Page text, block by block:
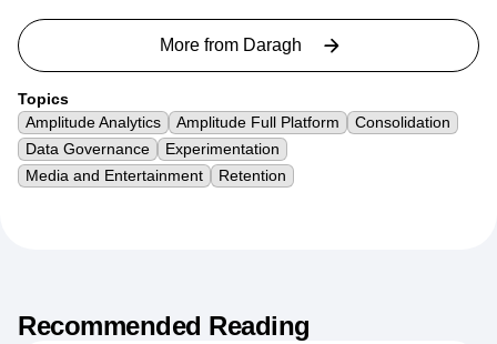
More from Daragh
Topics
Amplitude Analytics
Amplitude Full Platform
Consolidation
Data Governance
Experimentation
Media and Entertainment
Retention
Recommended Reading